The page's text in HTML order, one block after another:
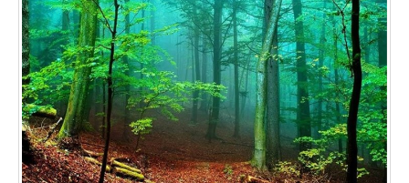
بانک، بیمه و سرمایه
مسکن و ساختمان